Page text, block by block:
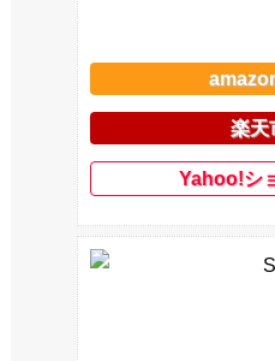
楽天
Yahoo!シ